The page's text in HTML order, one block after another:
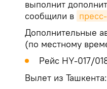
выполнит
сообщили в
Дополнительные
(по местному
Рейс HY-017/
Вылет из